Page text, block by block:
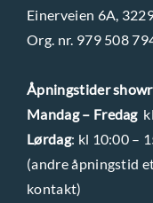
Einerveien 6A,
Org. nr. 979 508
Åpningstider
Mandag – Fredag
Lørdag: kl 10:00 –
(andre åpningstid
kontakt)